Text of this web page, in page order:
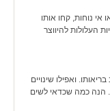
נוחות, קחו אותו
העלולות להיווצר
ואפילו שינויים
הנה כמה שכדאי לשים